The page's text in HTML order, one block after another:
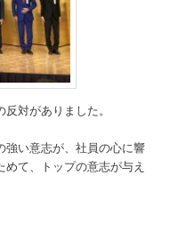
対がありました。
強い意志が、社員の心に響
て、トップの意志が与え